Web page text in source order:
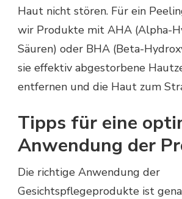
Haut nicht stören. Für ein
wir Produkte mit AHA (Alpha-
Säuren) oder BHA (Beta-
sie effektiv abgestorbene
entfernen und die Haut zum
Tipps für eine
Anwendung der
Die richtige Anwendung der
Gesichtspflegeprodukte ist